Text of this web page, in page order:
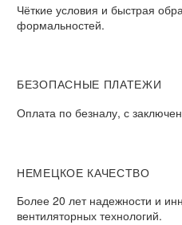
Чёткие условия и быстрая
формальностей.
БЕЗОПАСНЫЕ ПЛАТЕЖИ
Оплата по безналу, с
НЕМЕЦКОЕ КАЧЕСТВО
Более 20 лет надежности и
вентиляторных технологий.